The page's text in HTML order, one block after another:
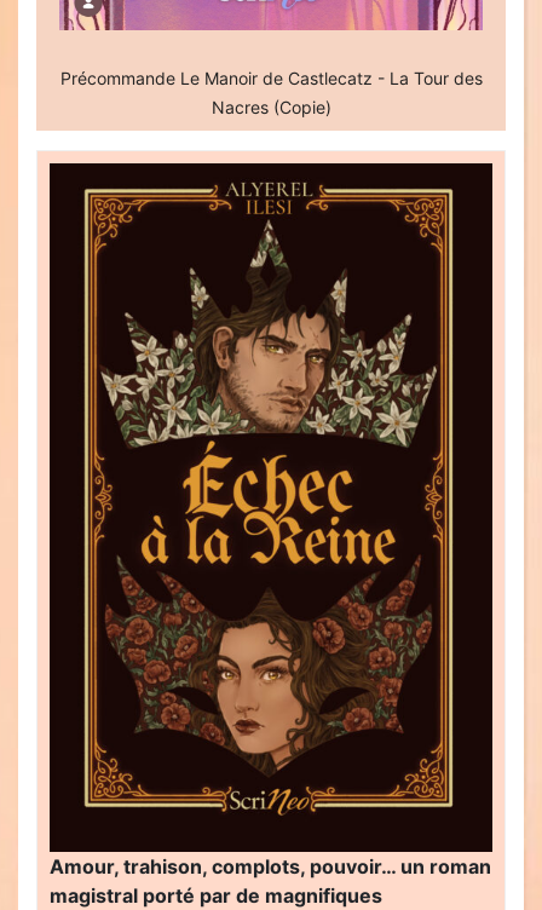
Précommande Le Manoir de Castlecatz - La Tour des
Nacres (Copie)
Amour, trahison, complots, pouvoir… un roman
magistral porté par de magnifiques